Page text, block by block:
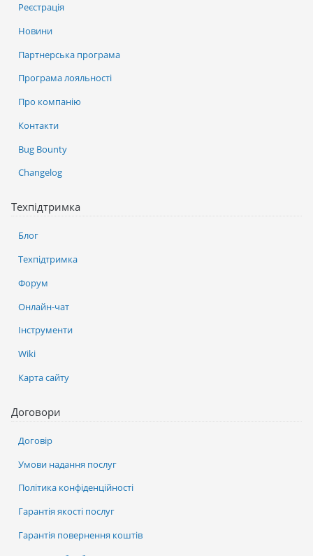
Реєстрація
Новини
Партнерська програма
Програма лояльності
Про компанію
Контакти
Bug Bounty
Changelog
Техпідтримка
Блог
Техпідтримка
Форум
Онлайн-чат
Інструменти
Wiki
Карта сайту
Договори
Договір
Умови надання послуг
Політика конфіденційності
Гарантія якості послуг
Гарантія повернення коштів